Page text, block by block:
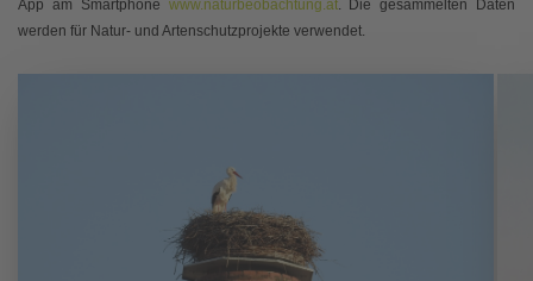
App am Smartphone www.naturbeobachtung.at. Die gesammelten Daten
werden für Natur- und Artenschutzprojekte verwendet.